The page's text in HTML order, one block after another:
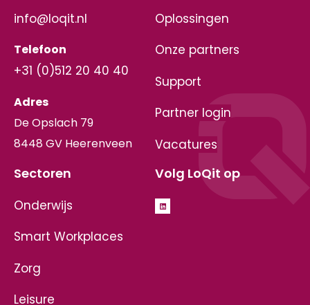
Volg LoQit op
Sectoren
Onderwijs
Smart Workplaces
Zorg
Leisure
Oplossingen
Onze partners
Support
Partner login
Vacatures
info@loqit.nl
Telefoon
+31 (0)512 20 40 40
Adres
De Opslach 79
8448 GV Heerenveen